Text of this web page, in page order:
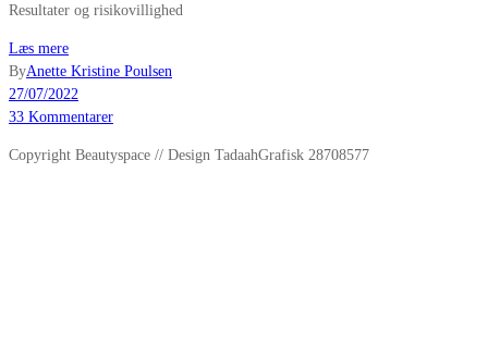
Resultater og risikovillighed
Læs mere
ByAnette Kristine Poulsen
27/07/2022
33 Kommentarer
Copyright Beautyspace // Design TadaahGrafisk 28708577